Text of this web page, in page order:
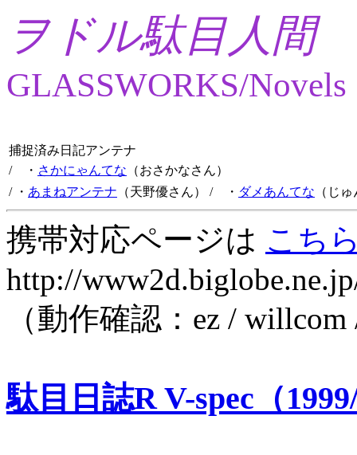
ヲドル駄目人間
GLASSWORKS/Novels
捕捉済み日記アンテナ
/ ・ さかにゃんてな （おさかなさん）
/ ・ あまねアンテナ （天野優さん） / ・ ダメあんてな （じ
携帯対応ページは こち
http://
（動作確認：ez /
駄目日誌R V-spec（